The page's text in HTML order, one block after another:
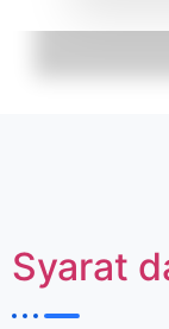
Syarat